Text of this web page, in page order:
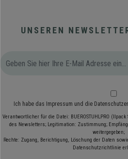
UNSEREN
Ich habe das Impressum und die
Verantwortlicher für die Datei: BUEROSTUHLPRO
des Newsletters; Legitimation: Zustimmung;
weitergegeben;
Rechte: Zugang, Berichtigung, Löschung der Daten
Datenschutzrichtlinie